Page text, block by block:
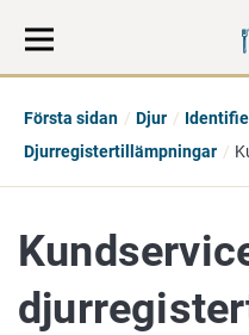
Första sidan Djur
Djurregistertillämpningar